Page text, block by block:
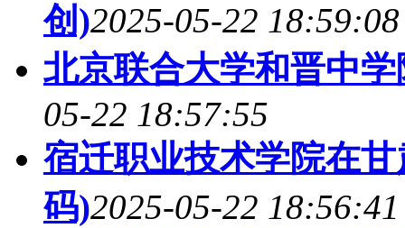
创)2025-05-22 18:59:08
北京联合大学和晋中
05-22 18:57:55
宿迁职业技术学院在
码)2025-05-22 18:56:41